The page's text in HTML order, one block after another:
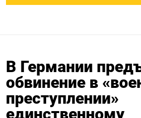
В Германии
обвинение в
преступлении»
единственному